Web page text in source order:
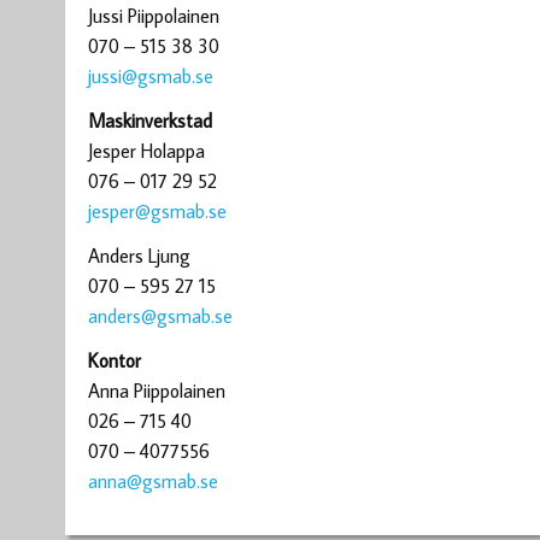
Jussi Piippolainen
070 – 515 38 30
jussi@gsmab.se
Maskinverkstad
Jesper Holappa
076 – 017 29 52
jesper@gsmab.se
Anders Ljung
070 – 595 27 15
anders@gsmab.se
Kontor
Anna Piippolainen
026 – 715 40
070 – 4077556
anna@gsmab.se